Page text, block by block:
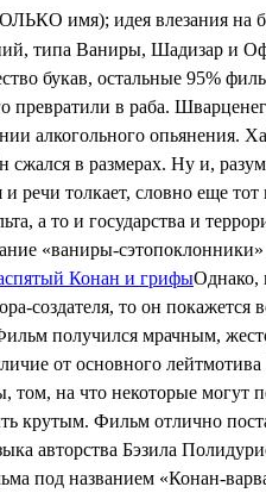
имя); идея влезания
типа Ваниры, Шадизар и
букав, остальные 95%
превратили в раба.
алкогольного опьянения.
сжался в размерах. Ну и,
и речи толкает, словно еще
а то и государства и
«ваниры-
Конан и грифыОднако,
создателя, то он
получился мрачным,
от основного
том, на что некоторые
крутым. Фильм отлично
авторства Бэзила
под названием «Конан-